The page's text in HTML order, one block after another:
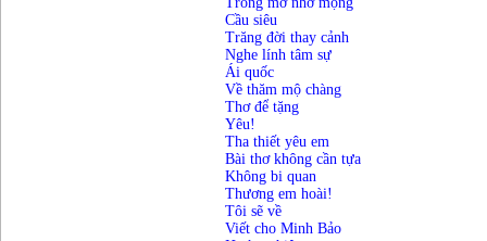
Cầu siêu
Trăng đời thay cảnh
Nghe lính tâm sự
Ái quốc
Về thăm mộ chàng
Thơ để tặng
Yêu!
Tha thiết yêu em
Bài thơ không cần tựa
Không bi quan
Thương em hoài!
Tôi sẽ về
Viết cho Minh Bảo